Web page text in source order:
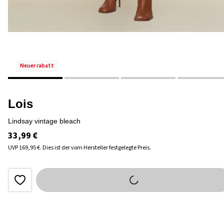
neuer rabatt
Lois
lindsay vintage bleach
33,99 €
UVP169,95 €.Dies ist der vom Hersteller festgelegte Preis.